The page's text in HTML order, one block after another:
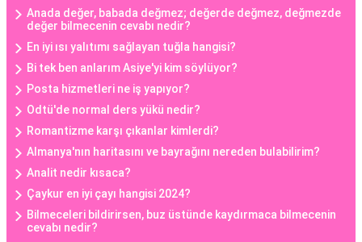
Anada değer, babada değmez; değerde değmez, değmezde
değer bilmecenin cevabı nedir?
En iyi ısı yalıtımı sağlayan tuğla hangisi?
Bi tek ben anlarım Asiye'yi kim söylüyor?
Posta hizmetleri ne iş yapıyor?
Odtü'de normal ders yükü nedir?
Romantizme karşı çıkanlar kimlerdi?
Almanya'nın haritasını ve bayrağını nereden bulabilirim?
Analit nedir kısaca?
Çaykur en iyi çayı hangisi 2024?
Bilmeceleri bildirirsen, buz üstünde kaydırmaca bilmecenin
cevabı nedir?